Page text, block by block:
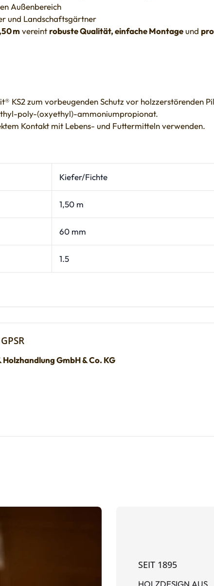
Außenbereich
und Landschaftsgärtner
mvereint robuste Qualität, einfache Montage und
KS2 zum vorbeugenden Schutz vor holzzerstörenden
poly-(oxyethyl)-ammoniumpropionat.
Kontakt mit Lebens- und Futtermitteln verwenden.
Kiefer/Fichte
1,50 m
60 mm
1.5
GmbH & Co. KG
SEIT 1895
HOLZDESIGN AUS